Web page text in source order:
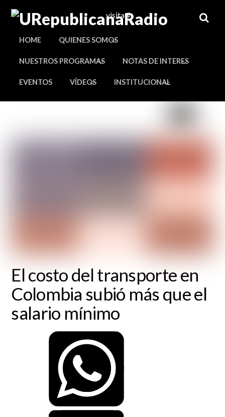
visita # RSS
HOME QUIENES SOMOS
NUESTROS PROGRAMAS NOTAS DE INTERES
EVENTOS VÍDEOS INSTITUCIONAL
El costo del transporte en
Colombia subió más que el
salario mínimo